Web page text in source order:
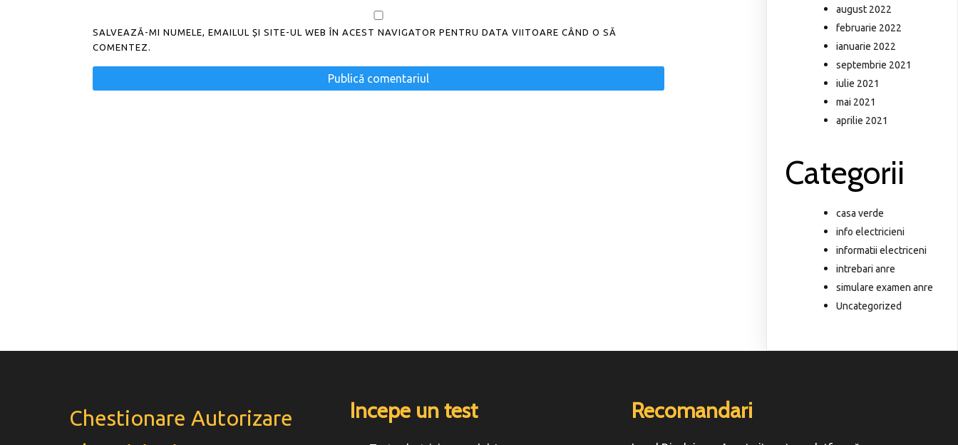
SALVEAZĂ-MI NUMELE, EMAILUL ȘI SITE-UL WEB ÎN ACEST NAVIGATOR PENTRU DATA VIITOARE CÂND O SĂ
COMENTEZ.
august 2022
februarie 2022
ianuarie 2022
septembrie 2021
iulie 2021
mai 2021
aprilie 2021
Categorii
casa verde
info electricieni
informatii electriceni
intrebari anre
simulare examen anre
Uncategorized
Chestionare Autorizare
Incepe un test Recomandari